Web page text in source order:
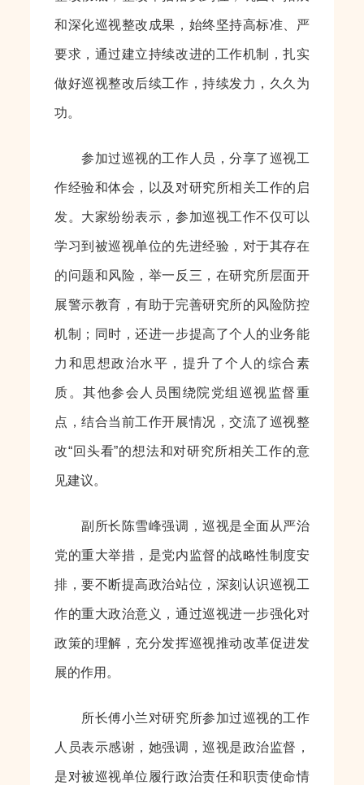
和深化巡视整改成果，始终坚持高标准、严
要求，通过建立持续改进的工作机制，扎实
做好巡视整改后续工作，持续发力，久久为
功。
参加过巡视的工作人员，分享了巡视工
作经验和体会，以及对研究所相关工作的启
发。大家纷纷表示，参加巡视工作不仅可以
学习到被巡视单位的先进经验，对于其存在
的问题和风险，举一反三，在研究所层面开
展警示教育，有助于完善研究所的风险防控
机制；同时，还进一步提高了个人的业务能
力和思想政治水平，提升了个人的综合素
质。其他参会人员围绕院党组巡视监督重
点，结合当前工作开展情况，交流了巡视整
改“回头看”的想法和对研究所相关工作的意
见建议。
副所长陈雪峰强调，巡视是全面从严治
党的重大举措，是党内监督的战略性制度安
排，要不断提高政治站位，深刻认识巡视工
作的重大政治意义，通过巡视进一步强化对
政策的理解，充分发挥巡视推动改革促进发
展的作用。
所长傅小兰对研究所参加过巡视的工作
人员表示感谢，她强调，巡视是政治监督，
是对被巡视单位履行政治责任和职责使命情